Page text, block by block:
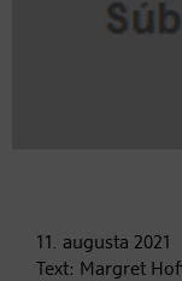
11. augusta 2021
Text: Margret